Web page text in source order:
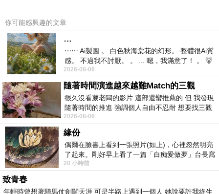
願 美好
佚凡
《文化大學中文系文藝創作組》
https://mypaper.pchome.com.tw/iamwrittenmyself/category/18
補述：以下條列出可以購得個人往昔著作的書局網址
各自是不同的折扣（售價），煩請參考，感恩
博客來《書及妳》
https://www.books.com.tw/products/0010887785
三民書店《書及妳》
https://www.sanmin.com.tw/product/index/008978145
秀威書店《書及妳》
https://store.showwe.tw/books.aspx?b=131278
博客來《致夏書簡》
https://www.books.com.tw/products/0010931912
三民書店《致夏書簡》
https://www.sanmin.com.tw/product/index/010650805
你可能感興趣的文章
…
⋯⋯ Ai製圖 。 白色秋海棠花的幻形。 整體很Ai質
感。 不過我不討厭。 。 ... 嗯，我滿意了！ 。 🐻
昨中
2026-08-06
隨著時間演進越來越難Match的三觀
很久沒看葳老闆的影片 這部還蠻推薦的 但 我發現
隨著時間的推進 強調個人自由不忍耐 想要找三觀
接近的不要說對象 連朋友都超
2026-08-06
緣份
偶爾在臉書上看到一張照片(如上)，心裡忽然明亮
了起來。剛好早上看了一篇「白痴愛做夢」台長寫
的貼文，在回顧年輕時瘋狂愛上
20 小時前
致青春
年輕時曾想著騎馬仗劍闖天涯 可是半路上遇到一個人 她說要許我終生